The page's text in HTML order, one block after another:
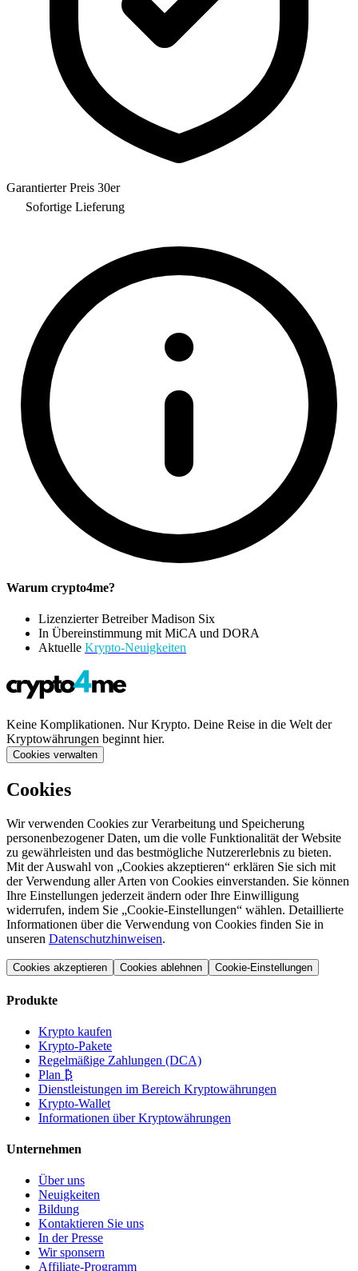
Garantierter Preis 30er
Sofortige Lieferung
Warum crypto4me?
Lizenzierter Betreiber Madison Six
In Übereinstimmung mit MiCA und DORA
Aktuelle Krypto-Neuigkeiten
Keine Komplikationen. Nur Krypto. Deine Reise in die Welt der
Kryptowährungen beginnt hier.
Cookies verwalten
Cookies
Wir verwenden Cookies zur Verarbeitung und Speicherung
personenbezogener Daten, um die volle Funktionalität der Website
zu gewährleisten und das bestmögliche Nutzererlebnis zu bieten.
Mit der Auswahl von „Cookies akzeptieren“ erklären Sie sich mit
der Verwendung aller Arten von Cookies einverstanden. Sie können
Ihre Einstellungen jederzeit ändern oder Ihre Einwilligung
widerrufen, indem Sie „Cookie-Einstellungen“ wählen. Detaillierte
Informationen über die Verwendung von Cookies finden Sie in
unseren Datenschutzhinweisen.
Cookies akzeptieren Cookies ablehnen Cookie-Einstellungen
Produkte
Krypto kaufen
Krypto-Pakete
Regelmäßige Zahlungen (DCA)
Plan ₿
Dienstleistungen im Bereich Kryptowährungen
Krypto-Wallet
Informationen über Kryptowährungen
Unternehmen
Über uns
Neuigkeiten
Bildung
Kontaktieren Sie uns
In der Presse
Wir sponsern
Affiliate-Programm